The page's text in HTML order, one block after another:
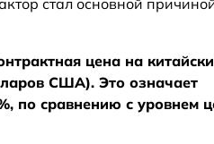
стал основной
цена на
США). Это означает
по сравнению с уровнем